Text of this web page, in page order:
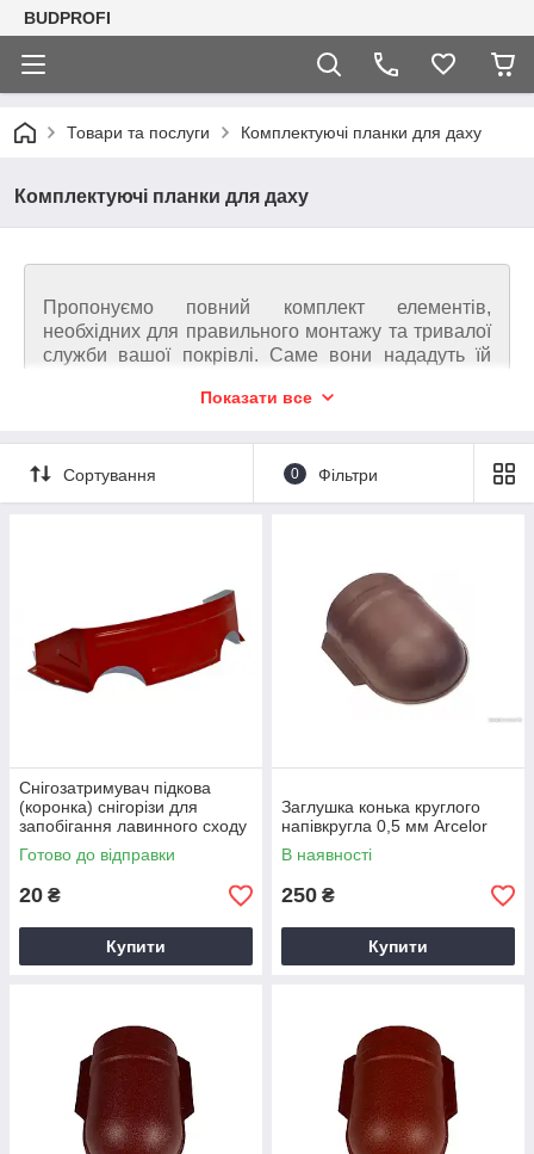
BUDPROFI
Товари та послуги Комплектуючі планки для даху
Комплектуючі планки для даху
Пропонуємо повний комплект елементів,
необхідних для правильного монтажу та тривалої
служби вашої покрівлі. Саме вони нададуть їй
частину, плівку, утеплювач, засоби кріплення, а
також покрівельні планки. Такі планки
виготовляються з того ж самого металу, що й
До цих комплектуючих відносяться: торцева або
вітрова планка, карнизна планка, єндова нижня та
верхня (декоративна), планка примикання
(стикова), коньок круглий або трикутний, а також
снігозатримувач планочний та півкруглий.
кріплення планок.
Показати все
Сортування 0 Фільтри
Снігозатримувач підкова
(коронка) снігорізи для
запобігання лавинного сходу
снігу з поверхні покрівлі
Готово до відправки
20 ₴
Купити
Заглушка конька круглого
напівкругла 0,5 мм Arcelor
В наявності
250 ₴
Купити